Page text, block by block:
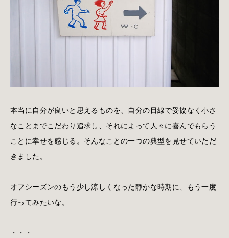
本当に自分が良いと思えるものを、自分の目線で妥協なく小さ
なことまでこだわり追求し、それによって人々に喜んでもらう
ことに幸せを感じる。そんなことの一つの典型を見せていただ
きました。
オフシーズンのもう少し涼しくなった静かな時期に、もう一度
行ってみたいな。
・・・